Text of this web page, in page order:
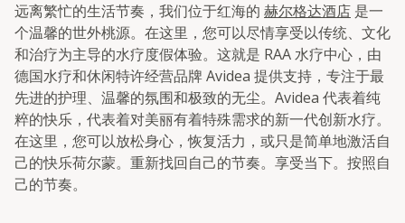
远离繁忙的生活节奏，我们位于红海的 赫尔格达酒店 是一
个温馨的世外桃源。在这里，您可以尽情享受以传统、文化
和治疗为主导的水疗度假体验。这就是 RAA 水疗中心，由
德国水疗和休闲特许经营品牌 Avidea 提供支持，专注于最
先进的护理、温馨的氛围和极致的无尘。Avidea 代表着纯
粹的快乐，代表着对美丽有着特殊需求的新一代创新水疗。
在这里，您可以放松身心，恢复活力，或只是简单地激活自
己的快乐荷尔蒙。重新找回自己的节奏。享受当下。按照自
己的节奏。